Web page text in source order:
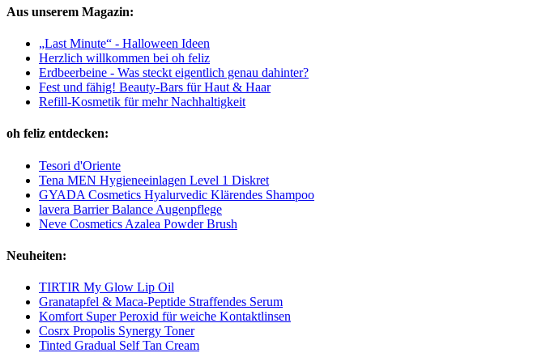
Aus unserem Magazin:
„Last Minute“ - Halloween Ideen
Herzlich willkommen bei oh feliz
Erdbeerbeine - Was steckt eigentlich genau dahinter?
Fest und fähig! Beauty-Bars für Haut & Haar
Refill-Kosmetik für mehr Nachhaltigkeit
oh feliz entdecken:
Tesori d'Oriente
Tena MEN Hygieneeinlagen Level 1 Diskret
GYADA Cosmetics Hyalurvedic Klärendes Shampoo
lavera Barrier Balance Augenpflege
Neve Cosmetics Azalea Powder Brush
Neuheiten:
TIRTIR My Glow Lip Oil
Granatapfel & Maca-Peptide Straffendes Serum
Komfort Super Peroxid für weiche Kontaktlinsen
Cosrx Propolis Synergy Toner
Tinted Gradual Self Tan Cream